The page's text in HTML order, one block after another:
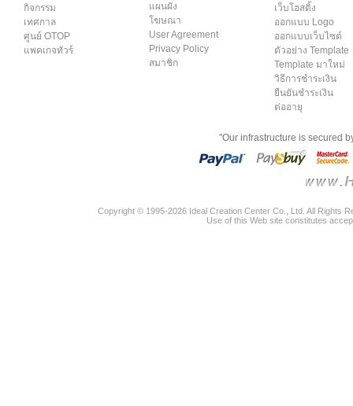
กิจกรรม
เทศกาล
ศูนย์ OTOP
แพคเกจทัวร์
แผนผัง
โฆษณา
User Agreement
Privacy Policy
สมาชิก
เว็บโฮสติ้ง
ออกแบบ Logo
ออกแบบเว็บไซต์
ตัวอย่าง Template
Template มาใหม่
วิธีการชำระเงิน
ยืนยันชำระเงิน
ต่ออายุ
"Our infrastructure is secured
Copyright © 1995-2026 Ideal Creation Center Co., Ltd. All Rights
Use of this Web site constitutes